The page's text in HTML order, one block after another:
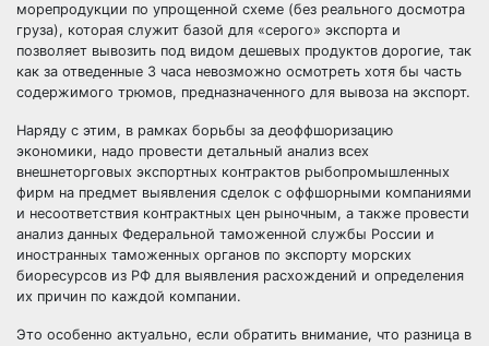
морепродукции по упрощенной схеме (без реального досмотра
груза), которая служит базой для «серого» экспорта и
позволяет вывозить под видом дешевых продуктов дорогие, так
как за отведенные 3 часа невозможно осмотреть хотя бы часть
содержимого трюмов, предназначенного для вывоза на экспорт.
Наряду с этим, в рамках борьбы за деоффшоризацию
экономики, надо провести детальный анализ всех
внешнеторговых экспортных контрактов рыбопромышленных
фирм на предмет выявления сделок с оффшорными компаниями
и несоответствия контрактных цен рыночным, а также провести
анализ данных Федеральной таможенной службы России и
иностранных таможенных органов по экспорту морских
биоресурсов из РФ для выявления расхождений и определения
их причин по каждой компании.
Это особенно актуально, если обратить внимание, что разница в